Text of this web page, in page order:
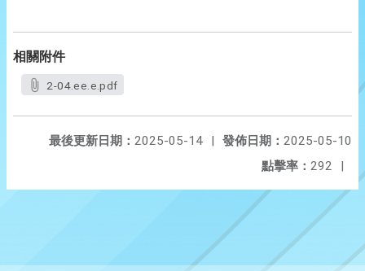
相關附件
2-04.ee.e.pdf
發佈日期： 2025-05-10
最後更新日期： 2025-05-14
|
點擊率： 292 |